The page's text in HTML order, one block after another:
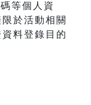
等個人資
於活動相關
料登錄目的